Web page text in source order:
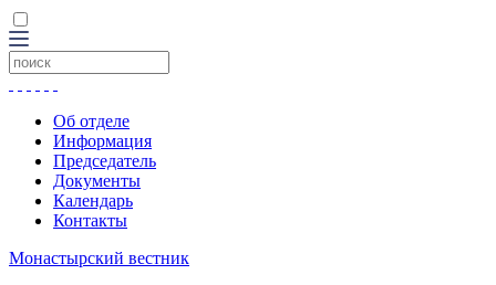
Об отделе
Информация
Председатель
Документы
Календарь
Контакты
Монастырский вестник